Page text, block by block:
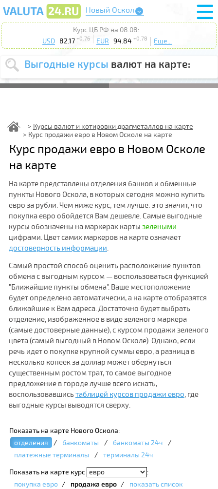
Новый Оскол
Курс ЦБ РФ на 08.08:
USD
82.17 +0.76 EUR 94.84 +0.78 Еще...
Выгодные курсы валют на карте:
Выберите
USD EUR
курс до
Выберите
действие : Купить
Курсы валют и котировки драгметаллов на карте
Курс продажи евро в Новом Осколе на карте
Курс продажи евро в Новом Осколе
на карте
На карте представлены отделения банков и обменные
пункты Нового Оскола, в которых сегодня можно купить
евро за рубли. Чем ниже курс, тем лучше: это значит, что
покупка евро обойдется Вам дешевле. Самые выгодные
курсы обозначены на маркерах карты зелеными
цифрами. Цвет самих маркеров на карте означает
достоверность информации.
Самый простой способ оценить расположение пунктов
обмена с выгодным курсом — воспользоваться функцией
"Ближайшие пункты обмена". Ваше местоположение
будет определено автоматически, а на карте отобразятся
ближайшие к Вам адреса. Достаточно будет выбрать
отделение, изображенное в виде зеленого маркера
(самые достоверные данные), с курсом продажи зеленого
цвета (самый выгодный в Новом Осколе). Однако, если
речь идет о покупке крупной суммы евро, а разница в
несколько копеек за доллар может обернуться
существенным ростом трат, то самое выгодное
предложение в городе лучше всего искать,
воспользовавшись таблицей курсов продажи евро, где
выгодные курсы выводятся сверху.
Показать на карте Нового Оскола:
отделения
/ банкоматы / банкоматы 24ч
/
платежные терминалы
/ терминалы 24ч
Показать на карте курс
:
покупка евро / продажа евро /
показать список